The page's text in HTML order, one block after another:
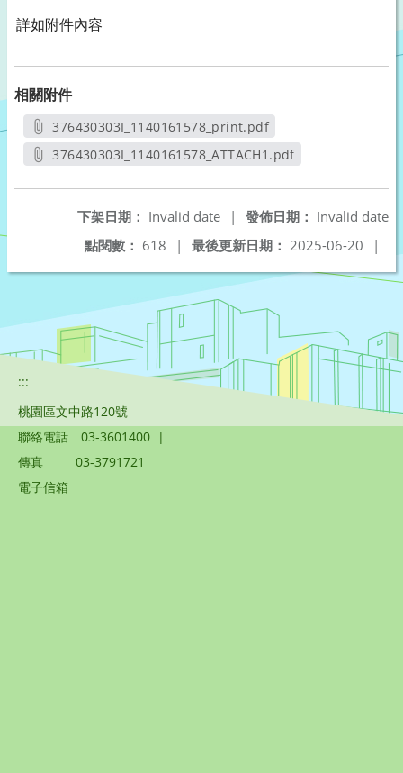
詳如附件內容
相關附件
376430303I_1140161578_print.pdf
另開新視窗
376430303I_1140161578_ATTACH1.pdf
發佈日期： Invalid date
下架日期： Invalid date
|
最後更新日期： 2025-06-20 |
點閱數： 618 |
:::
桃園區文中路120號
聯絡電話
03-3601400 |
傳真
03-3791721
電子信箱